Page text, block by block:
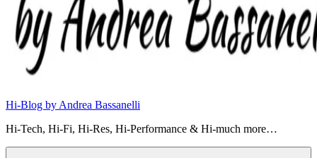
Hi-Blog by Andrea Bassanelli
Hi-Tech, Hi-Fi, Hi-Res, Hi-Performance & Hi-much more…